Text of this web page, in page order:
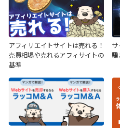
アフィリエイトサイトは売れる！
売買相場や売れるアフィサイトの
基準
騙